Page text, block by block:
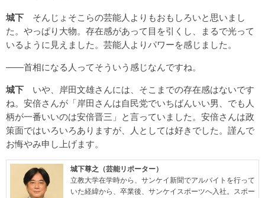
城下 そんじょそこらの芸能人よりもおもしろいと思いまし
た。やっぱり大物。存在感があって目を引くし、まるで光って
いるように見えました。芸能人よりパワーを感じました。
――首相になる人ってそういう感じなんですね。
城下 いや、岸田文雄さんには、そこまでの存在感はないです
ね。安倍さんが「岸田さんは自民党でいちばんいい男、でも人
柄が一番いいのは安倍晋三」と言っていました。安倍さんは政
策面ではいろいろありますが、人としては好きでした。謹んで
お悔やみ申し上げます。
城下尊之（芸能リポーター）
立教大学在学時から、サンケイ新聞でアルバイトを行って
いた経緯から、卒業後、サンケイスポーツへ入社。スポー